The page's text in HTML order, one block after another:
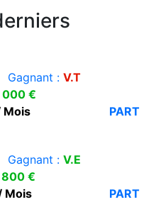
Gagnant : V.T
€
Mois
PART
Gagnant : V.E
€
Mois
PART